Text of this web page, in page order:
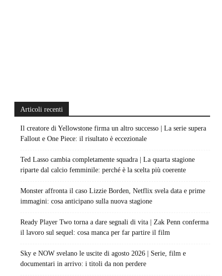
Articoli recenti
Il creatore di Yellowstone firma un altro successo | La serie supera
Fallout e One Piece: il risultato è eccezionale
Ted Lasso cambia completamente squadra | La quarta stagione
riparte dal calcio femminile: perché è la scelta più coerente
Monster affronta il caso Lizzie Borden, Netflix svela data e prime
immagini: cosa anticipano sulla nuova stagione
Ready Player Two torna a dare segnali di vita | Zak Penn conferma
il lavoro sul sequel: cosa manca per far partire il film
Sky e NOW svelano le uscite di agosto 2026 | Serie, film e
documentari in arrivo: i titoli da non perdere